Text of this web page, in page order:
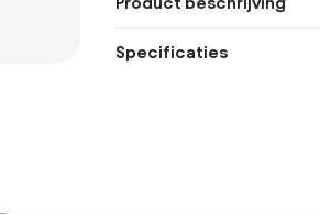
Specificaties